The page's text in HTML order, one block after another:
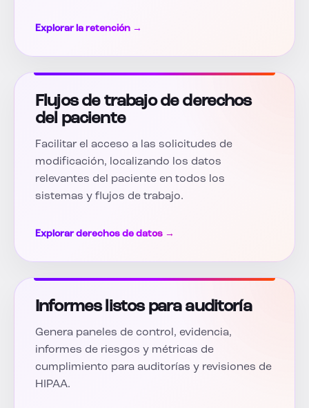
Explorar la retención →
Flujos de trabajo de derechos
del paciente
Facilitar el acceso a las solicitudes de
modificación, localizando los datos
relevantes del paciente en todos los
sistemas y flujos de trabajo.
Explorar derechos de datos →
Informes listos para auditoría
Genera paneles de control, evidencia,
informes de riesgos y métricas de
cumplimiento para auditorías y revisiones de
HIPAA.